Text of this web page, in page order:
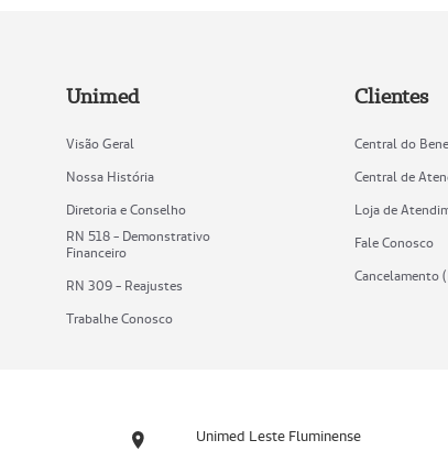
Unimed
Visão Geral
Nossa História
Diretoria e Conselho
RN 518 - Demonstrativo
Financeiro
RN 309 - Reajustes
Trabalhe Conosco
Clientes
Central do
Central de
Loja de
Fale Conosco
Cancelamento
Unimed Leste Fluminense